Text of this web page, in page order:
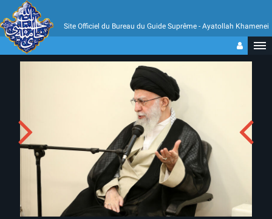
Site Officiel du Bureau du Guide Suprême - Ayatollah Khamenei